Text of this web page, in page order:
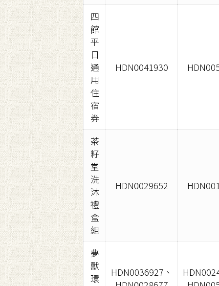
四
館
平
日
通
用
住
宿
券
HDN0041930
茶
籽
堂
洗
沐
禮
盒
組
HDN0029652
夢
獸
環
HDN0036927、